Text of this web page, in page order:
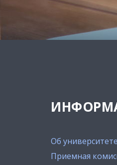
Об университете
Приемная